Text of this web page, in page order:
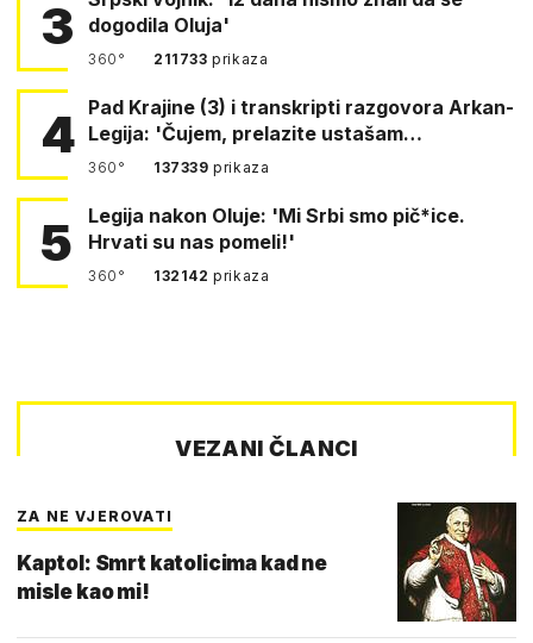
3
dogodila Oluja'
360° 211733prikaza
4 Pad Krajine (3) i transkripti razgovora Arkan-
Legija: 'Čujem, prelazite ustašam…
360° 137339prikaza
5
Legija nakon Oluje: 'Mi Srbi smo pič*ice.
Hrvati su nas pomeli!'
360° 132142prikaza
VEZANI ČLANCI
ZA NE VJEROVATI
Kaptol: Smrt katolicima kad ne
misle kao mi!